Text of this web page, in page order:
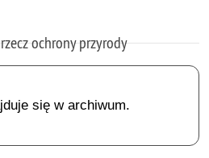
ochrony przyrody
się w archiwum.